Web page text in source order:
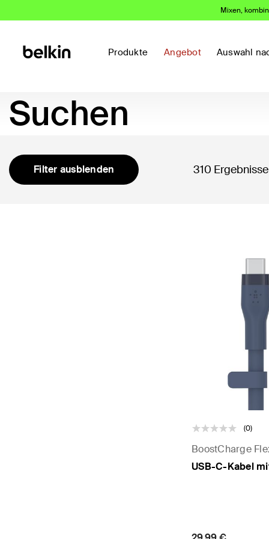
Mixen,
Produkte Angebot Auswahl
Suchen
310
Filter ausblenden
(0)
BoostCharge
USB-C-Kabel